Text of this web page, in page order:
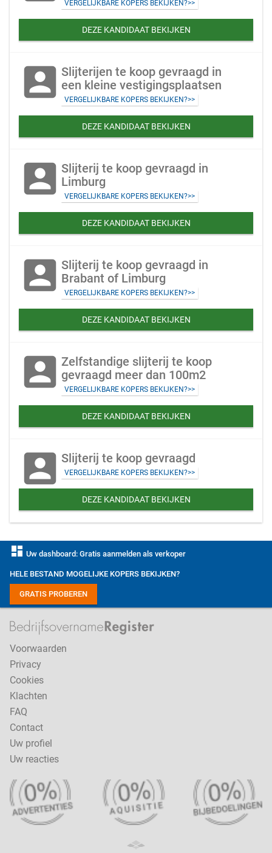
VERGELIJKBARE KOPERS BEKIJKEN?>>
DEZE KANDIDAAT BEKIJKEN
account_box Slijterijen te koop gevraagd in
een kleine vestigingsplaatsen
VERGELIJKBARE KOPERS BEKIJKEN?>>
DEZE KANDIDAAT BEKIJKEN
account_box Slijterij te koop gevraagd in
Limburg
VERGELIJKBARE KOPERS BEKIJKEN?>>
DEZE KANDIDAAT BEKIJKEN
account_box Slijterij te koop gevraagd in
Brabant of Limburg
VERGELIJKBARE KOPERS BEKIJKEN?>>
DEZE KANDIDAAT BEKIJKEN
account_box Zelfstandige slijterij te koop
gevraagd meer dan 100m2
VERGELIJKBARE KOPERS BEKIJKEN?>>
DEZE KANDIDAAT BEKIJKEN
account_box Slijterij te koop gevraagd
VERGELIJKBARE KOPERS BEKIJKEN?>>
DEZE KANDIDAAT BEKIJKEN
dashboard Uw dashboard: Gratis aanmelden als verkoper
HELE BESTAND MOGELIJKE KOPERS BEKIJKEN?
GRATIS PROBEREN
Voorwaarden
Privacy
Cookies
Klachten
FAQ
Contact
Uw profiel
Uw reacties